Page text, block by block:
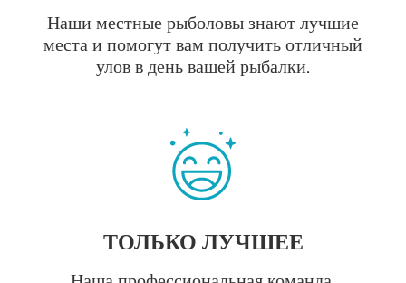
Наши местные рыболовы знают лучшие
места и помогут вам получить отличный
улов в день вашей рыбалки.
ТОЛЬКО ЛУЧШЕЕ